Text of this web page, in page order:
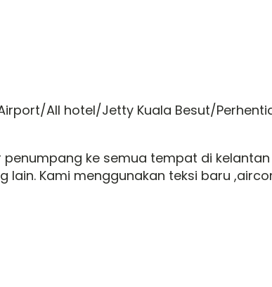
All hotel/Jetty Kuala Besut/
ke semua tempat di
Kami menggunakan teksi baru